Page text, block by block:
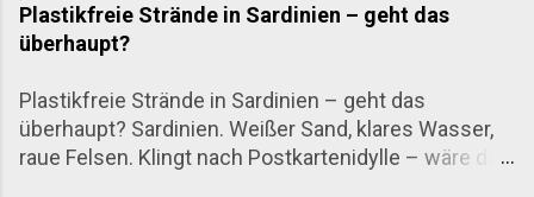
Plastikfreie Strände in Sardinien – geht das
überhaupt?
Plastikfreie Strände in Sardinien – geht das
überhaupt? Sardinien. Weißer Sand, klares Wasser,
raue Felsen. Klingt nach Postkartenidylle – wäre da